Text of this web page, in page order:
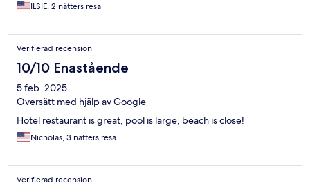
ILSIE, 2 nätters resa
Verifierad recension
10/10 Enastående
5 feb. 2025
Översätt med hjälp av Google
Hotel restaurant is great, pool is large, beach is close!
Nicholas, 3 nätters resa
Verifierad recension